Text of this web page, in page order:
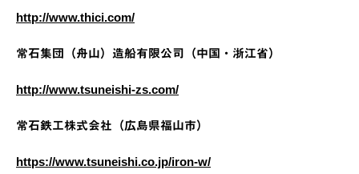
http://www.thici.com/
常石集団（舟山）造船有限公司（中国・浙江省）
http://www.tsuneishi-zs.com/
常石鉄工株式会社（広島県福山市）
https://www.tsuneishi.co.jp/iron-w/